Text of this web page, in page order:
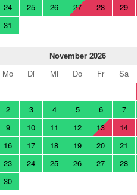
24
25 26 27 28 29
31
November 2026
Mo
Di Mi Do Fr Sa
2
3 4 5 6 7
9
10 11 12 13 14
16
17 18 19 20 21
23
24 25 26 27 28
30